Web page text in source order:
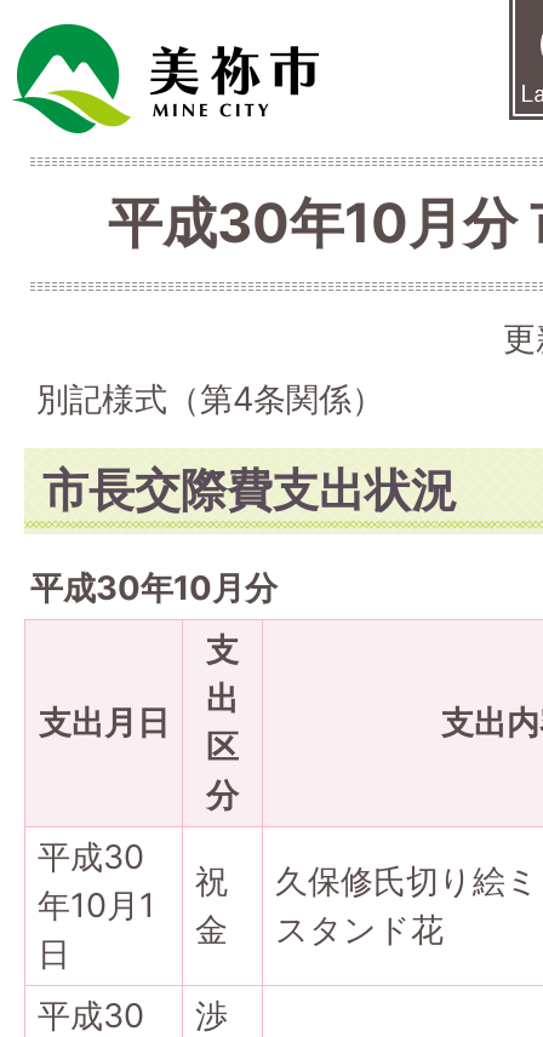
平成30年10月分
別記様式（第4条関係）
市長交際費支出状況
平成30年10月分
支出月日
支
出
区
分
支出
平成30
年10月1
日
祝
金
久保修氏切り絵
スタンド花
平成30
渉